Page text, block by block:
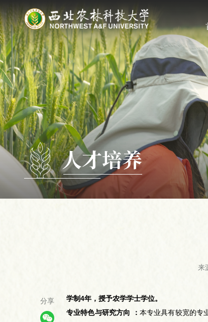
人才培养
来
学制4年，授予农学学士学位。
专业特色与研究方向 ： 本专业具有较宽的专
分享